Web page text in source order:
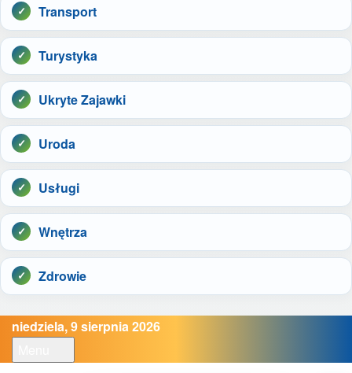
Transport
Turystyka
Ukryte Zajawki
Uroda
Usługi
Wnętrza
Zdrowie
niedziela, 9 sierpnia 2026